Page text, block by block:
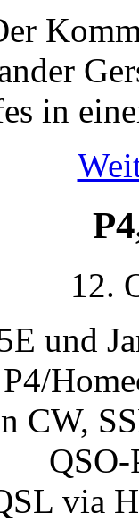
in
12.
und
CW,
QSO-
via